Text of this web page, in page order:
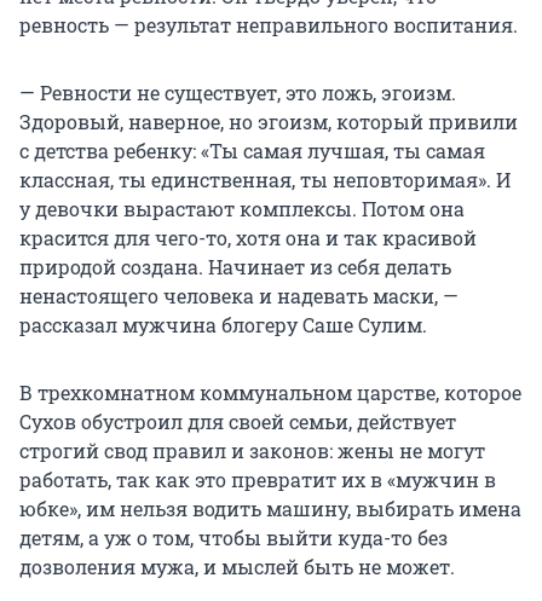
ревность — результат неправильного воспитания.
— Ревности не существует, это ложь, эгоизм.
Здоровый, наверное, но эгоизм, который привили
с детства ребенку: «Ты самая лучшая, ты самая
классная, ты единственная, ты неповторимая». И
у девочки вырастают комплексы. Потом она
красится для чего-то, хотя она и так красивой
природой создана. Начинает из себя делать
ненастоящего человека и надевать маски, —
рассказал мужчина блогеру Саше Сулим.
В трехкомнатном коммунальном царстве, которое
Сухов обустроил для своей семьи, действует
строгий свод правил и законов: жены не могут
работать, так как это превратит их в «мужчин в
юбке», им нельзя водить машину, выбирать имена
детям, а уж о том, чтобы выйти куда-то без
дозволения мужа, и мыслей быть не может.